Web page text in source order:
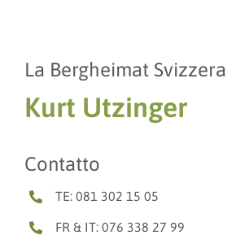
La Bergheimat Svizzera
Kurt Utzinger
Contatto
TE: 081 302 15 05
FR & IT: 076 338 27 99